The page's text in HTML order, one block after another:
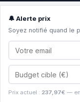
🔔 Alerte prix
Soyez notifié quand le
Prix actuel : 237,97€ —